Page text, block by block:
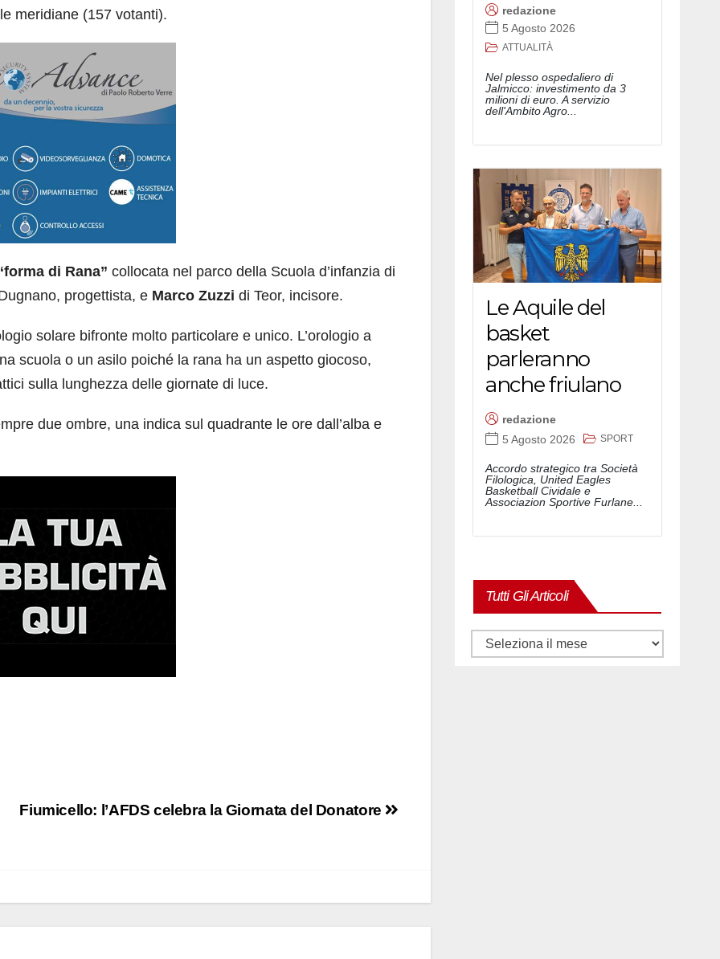
meridiane (157 votanti).
di Rana” collocata nel parco della Scuola d’infanzia di
progettista, e Marco Zuzzi di Teor, incisore.
solare bifronte molto particolare e unico. L’orologio a
scuola o un asilo poiché la rana ha un aspetto giocoso,
sulla lunghezza delle giornate di luce.
due ombre, una indica sul quadrante le ore dall’alba e
Fiumicello: l’AFDS celebra la Giornata del Donatore
redazione
5 Agosto 2026
ATTUALITÀ
Nel plesso ospedaliero di
Jalmicco: investimento da 3
milioni di euro. A servizio
dell'Ambito Agro...
Le Aquile del
basket
parleranno
anche friulano
redazione
5 Agosto 2026
SPORT
Accordo strategico tra Società
Filologica, United Eagles
Basketball Cividale e
Associazion Sportive Furlane...
Tutti Gli Articoli
Tutti